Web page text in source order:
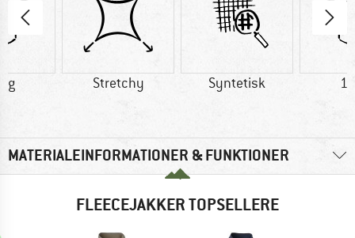
g Stretchy Syntetisk
MATERIALEINFORMATIONER & FUNKTIONER
FLEECEJAKKER TOPSELLERE